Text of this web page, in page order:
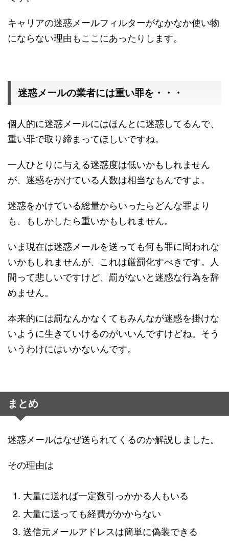
キャリアの迷惑メールフィルターがなかなか使い物
にならない理由もここにあったりします。
迷惑メールの業者には重い罪を・・・
個人的に迷惑メールにはほんとに迷惑してるんで、
重い罪で取り締まってほしいですね。
一人ひとりに与える迷惑度は低いかもしれません
が、迷惑をかけている人数は相当なもんですよ。
迷惑をかけている総量からいったらどんな罪より
も、もしかしたら重いかもしれません。
いま現在は迷惑メールを送っても何も罪に問われな
いかもしれませんが、これは厳罰化すべきです。人
間って悲しいですけど、罰がないと迷惑な行為を辞
めません。
本来的には罰なんかなくてもみんなが迷惑を掛けな
いように生きていけるのがいいんですけどね。そう
いうわけにはいかないんです。
まとめ
迷惑メールはなぜ送られてくるのか解説しました。
その理由は
大量に送れば一定数引っかかる人もいる
大量に送っても経費がかからない
送信元メールアドレスは簡単に偽装できる